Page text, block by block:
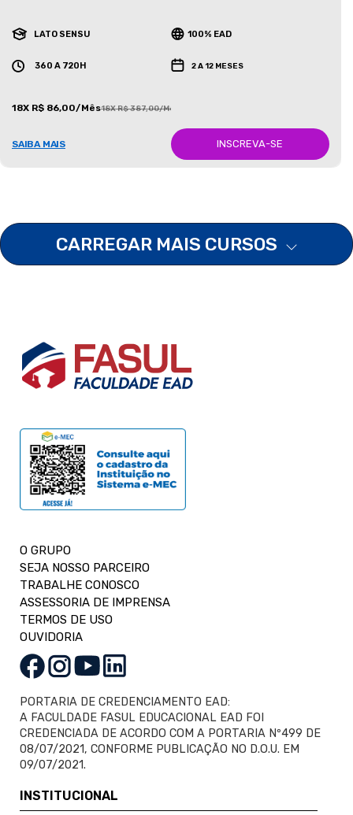
LATO SENSU 100% EAD
360 A 720H 2 A 12 MESES
18X R$ 86,00/Mês18X R$ 387,00/Mês
SAIBA MAIS INSCREVA-SE
CARREGAR MAIS CURSOS
O GRUPO
SEJA NOSSO PARCEIRO
TRABALHE CONOSCO
ASSESSORIA DE IMPRENSA
TERMOS DE USO
OUVIDORIA
PORTARIA DE CREDENCIAMENTO EAD:
A FACULDADE FASUL EDUCACIONAL EAD FOI
CREDENCIADA DE ACORDO COM A PORTARIA Nº499 DE
08/07/2021, CONFORME PUBLICAÇÃO NO D.O.U. EM
09/07/2021.
INSTITUCIONAL